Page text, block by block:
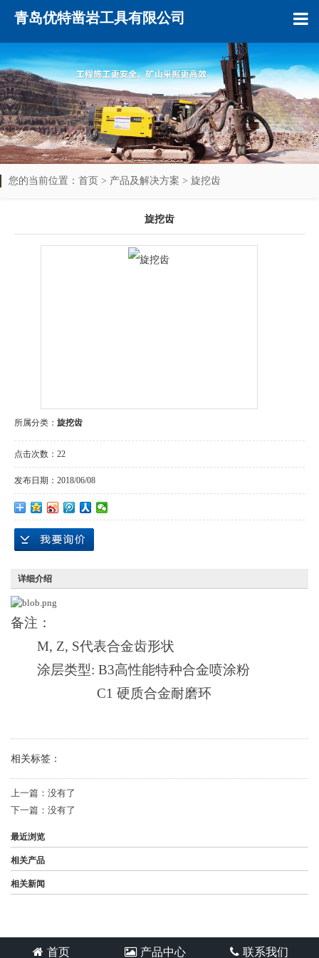
青岛优特凿岩工具有限公司
您的当前位置： 首页 > 产品及解决方案 > 旋挖齿
旋挖齿
所属分类： 旋挖齿
点击次数： 22
发布日期： 2018/06/08
详细介绍
备注：
M, Z, S代表合金齿形状
涂层类型: B3高性能特种合金喷涂粉
C1 硬质合金耐磨环
相关标签：
上一篇： 没有了
下一篇： 没有了
最近浏览
相关产品
相关新闻
首页 产品中心 联系我们